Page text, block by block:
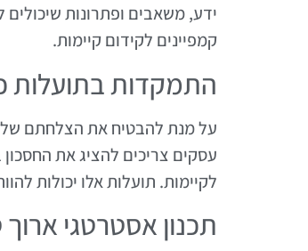
ידע, משאבים ופתרונות שיכולים
קמפיינים לקידום קיימות.
התמקדות בתועלות
על מנת להבטיח את הצלחתם של
עסקים צריכים להציג את
לקיימות. תועלות אלו יכולות
תכנון אסטרטגי ארוך